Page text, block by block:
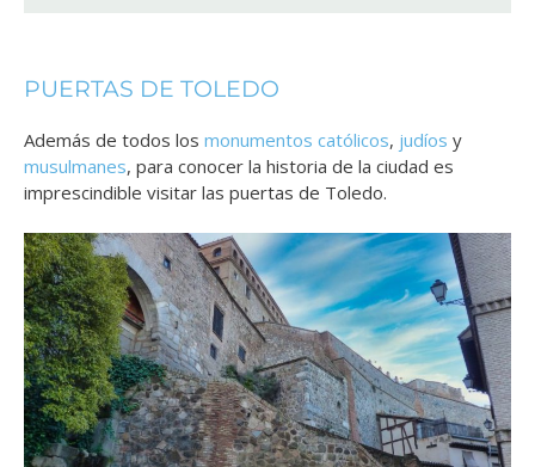
PUERTAS DE TOLEDO
Además de todos los monumentos católicos, judíos y
musulmanes, para conocer la historia de la ciudad es
imprescindible visitar las puertas de Toledo.